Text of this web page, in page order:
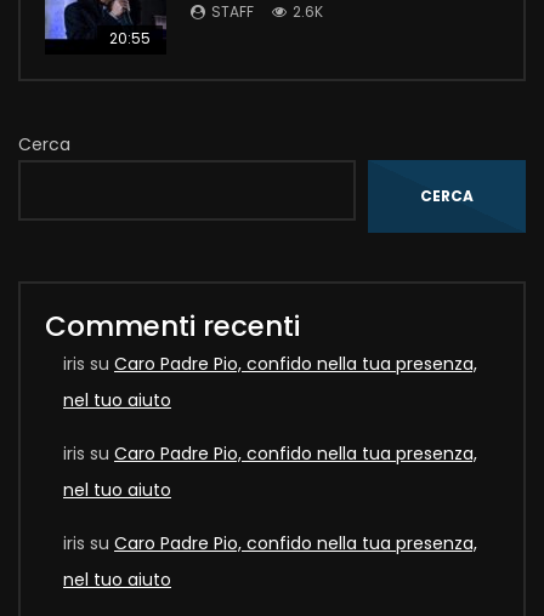
20:55
STAFF 2.6K
Cerca
CERCA
Commenti recenti
iris su Caro Padre Pio, confido nella tua presenza,
nel tuo aiuto
iris su Caro Padre Pio, confido nella tua presenza,
nel tuo aiuto
iris su Caro Padre Pio, confido nella tua presenza,
nel tuo aiuto